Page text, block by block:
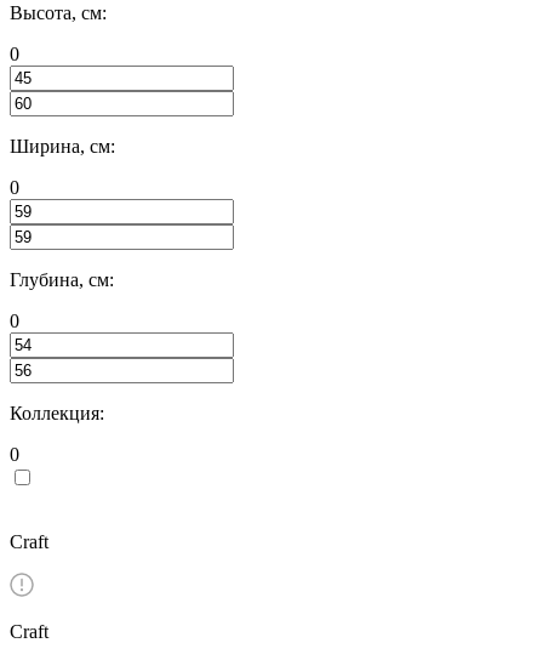
Высота, см:
0
Ширина, см:
0
Глубина, см:
0
Коллекция:
0
Craft
Craft